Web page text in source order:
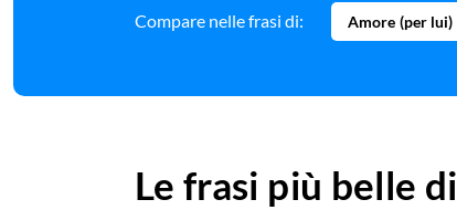
Compare nelle frasi di: Amore (per lui)
Le frasi più belle di